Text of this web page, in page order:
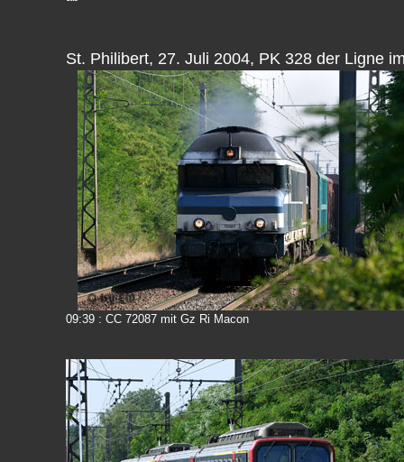
St. Philibert, 27. Juli 2004, PK 328 der Ligne
09:39 : CC 72087 mit Gz Ri Macon